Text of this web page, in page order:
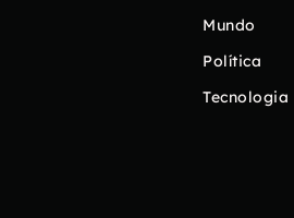
Mundo
Política
Tecnologia